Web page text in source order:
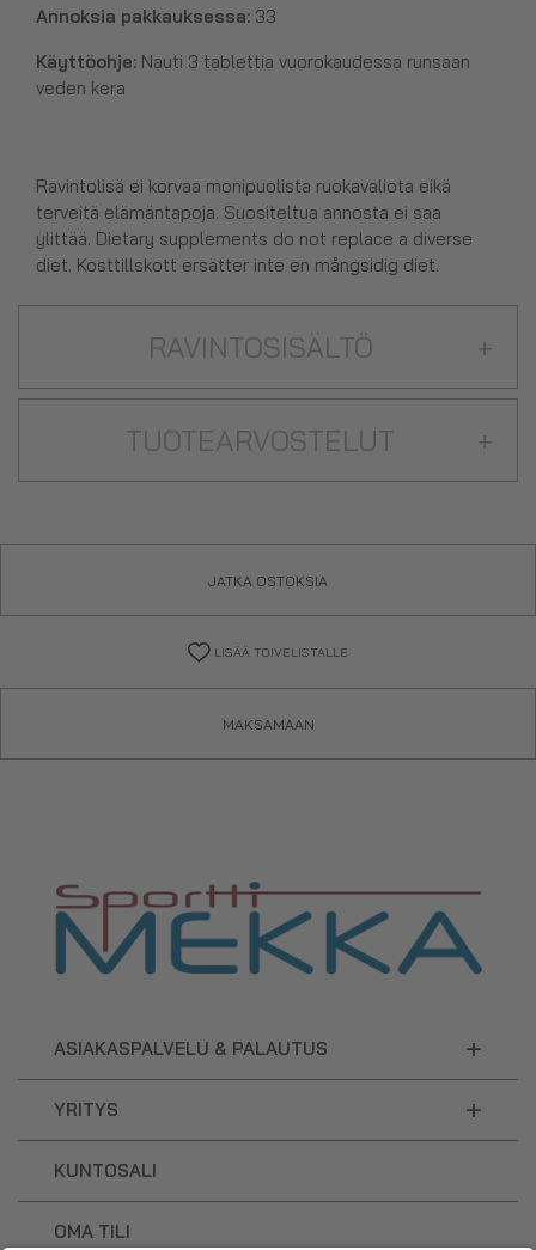
Annoksia pakkauksessa: 33
Käyttöohje: Nauti 3 tablettia vuorokaudessa runsaan
veden kera
Ravintolisä ei korvaa monipuolista ruokavaliota eikä
terveitä elämäntapoja. Suositeltua annosta ei saa
ylittää. Dietary supplements do not replace a diverse
diet. Kosttillskott ersätter inte en mångsidig diet.
RAVINTOSISÄLTÖ +
TUOTEARVOSTELUT +
JATKA OSTOKSIA
LISÄÄ TOIVELISTALLE
MAKSAMAAN
ASIAKASPALVELU & PALAUTUS +
YRITYS +
KUNTOSALI
OMA TILI